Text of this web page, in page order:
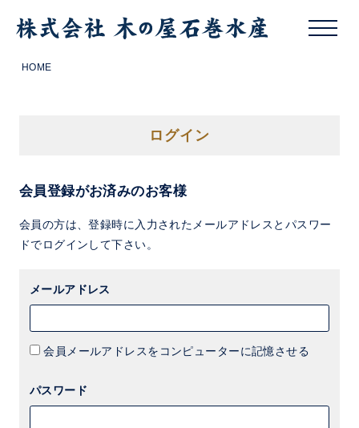
HOME
ログイン
会員登録がお済みのお客様
会員の方は、登録時に入力されたメールアドレスとパスワー
ドでログインして下さい。
メールアドレス
会員メールアドレスをコンピューターに記憶させる
パスワード